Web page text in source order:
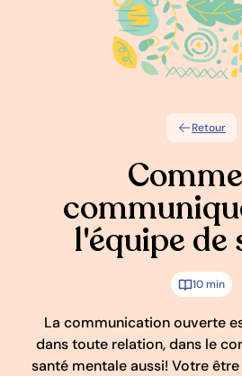
Retour
l'équipe de
10 min
La communication ouverte
dans toute relation, dans le
santé mentale aussi! Votre